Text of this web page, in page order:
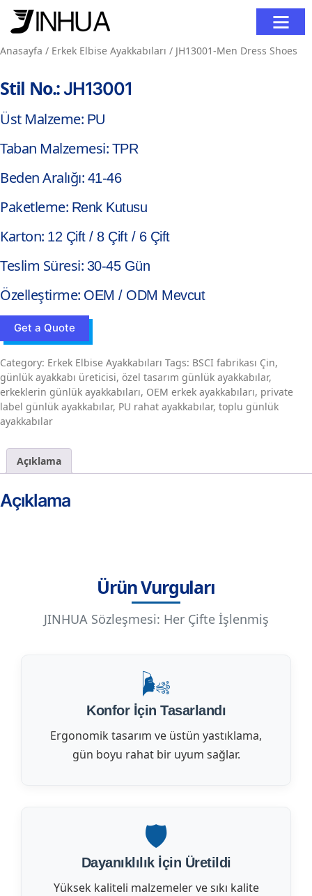
Anasayfa / Erkek Elbise Ayakkabıları / JH13001-Men Dress Shoes
Stil No.:JH13001
Üst Malzeme: PU
Taban Malzemesi: TPR
Beden Aralığı: 41-46
Paketleme: Renk Kutusu
Karton: 12 Çift / 8 Çift / 6 Çift
Teslim Süresi: 30-45 Gün
Özelleştirme: OEM / ODM Mevcut
Get a Quote
Category: Erkek Elbise Ayakkabıları Tags: BSCI fabrikası Çin,
günlük ayakkabı üreticisi, özel tasarım günlük ayakkabılar,
erkeklerin günlük ayakkabıları, OEM erkek ayakkabıları, private
label günlük ayakkabılar, PU rahat ayakkabılar, toplu günlük
ayakkabılar
Açıklama
Açıklama
Ürün Vurguları
JINHUA Sözleşmesi: Her Çifte İşlenmiş
🌬️
Konfor İçin Tasarlandı
Ergonomik tasarım ve üstün yastıklama,
gün boyu rahat bir uyum sağlar.
🛡️
Dayanıklılık İçin Üretildi
Yüksek kaliteli malzemeler ve sıkı kalite